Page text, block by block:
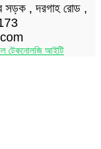
সড়ক , দরগাহ রোড ,
টেকনোলজি আইটি